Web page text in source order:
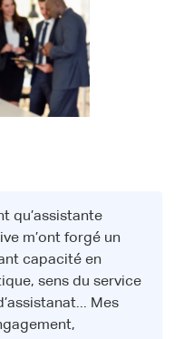
qu’assistante
m’ont forgé un
capacité en
sens du service
Mes